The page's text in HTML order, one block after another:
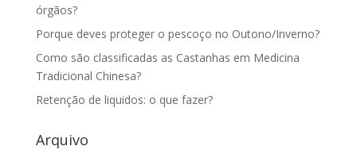
órgãos?
Porque deves proteger o pescoço no Outono/Inverno?
Como são classificadas as Castanhas em Medicina
Tradicional Chinesa?
Retenção de liquidos: o que fazer?
Arquivo